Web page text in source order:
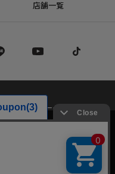
店舗一覧
サステナブルマークについて
・古物営業法に基づく表記
All Rights Reserved.
の最適な提供、トラフィック
に同意したことものといたし